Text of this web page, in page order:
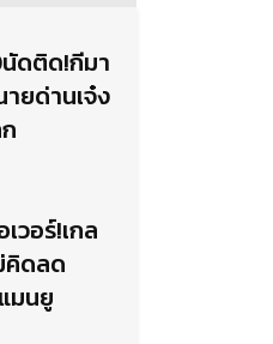
ดติด!กีมา
ายด่านเจ๋ง
วอร์!เกล
คิดลด
มนยู